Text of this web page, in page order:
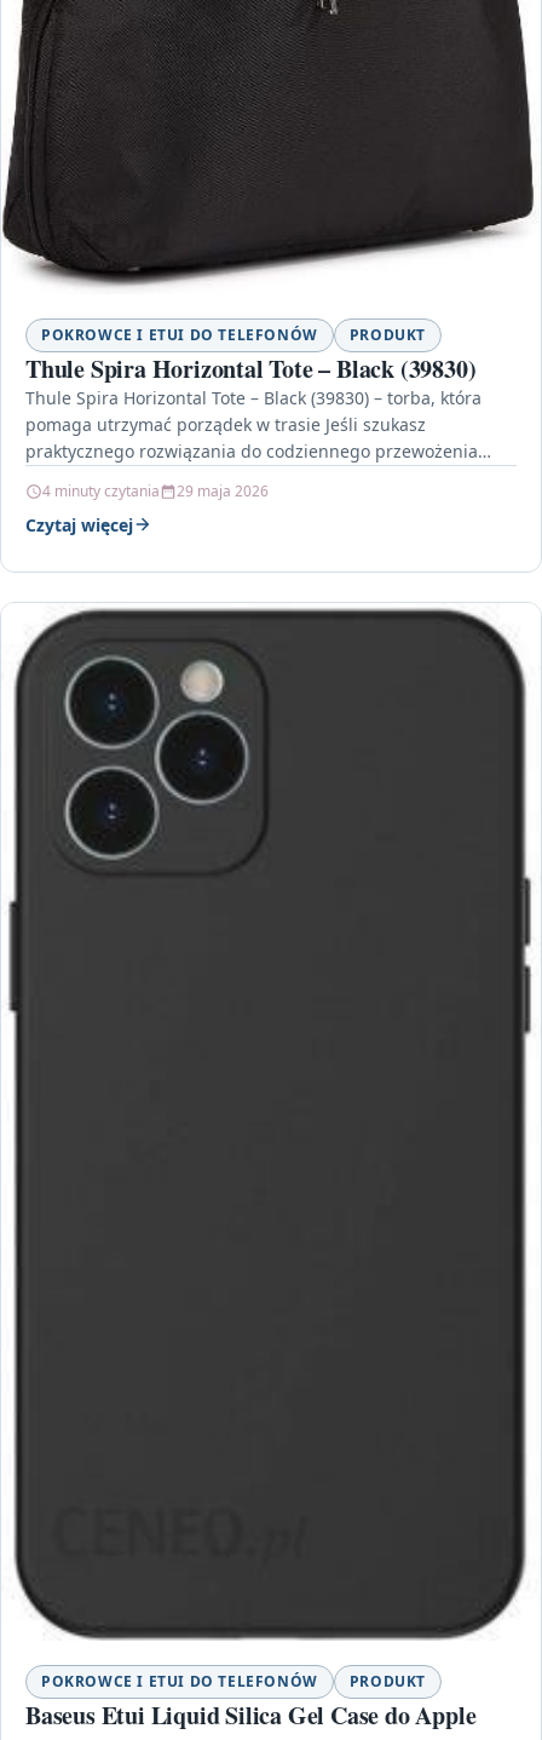
POKROWCE I ETUI DO TELEFONÓW PRODUKT
Thule Spira Horizontal Tote – Black (39830)
Thule Spira Horizontal Tote – Black (39830) – torba, która
pomaga utrzymać porządek w trasie Jeśli szukasz
praktycznego rozwiązania do codziennego przewożenia
4 minuty czytania 29 maja 2026
Czytaj więcej
POKROWCE I ETUI DO TELEFONÓW PRODUKT
Baseus Etui Liquid Silica Gel Case do Apple